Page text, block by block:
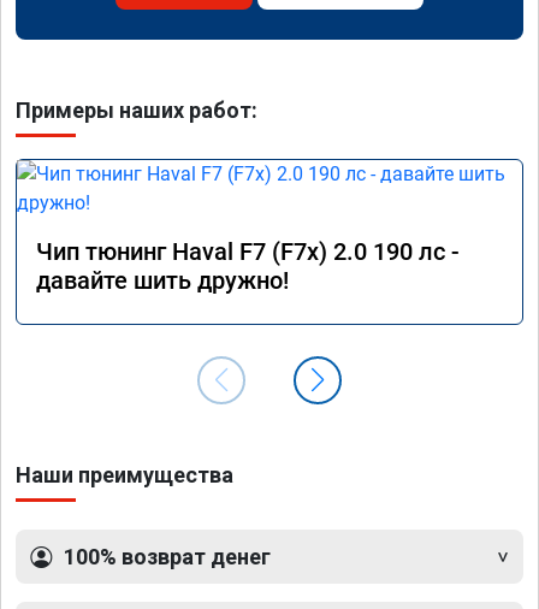
Примеры наших работ:
Чип тюнинг Haval F7 (F7x) 2.0 190 лс -
давайте шить дружно!
Наши преимущества
100% возврат денег